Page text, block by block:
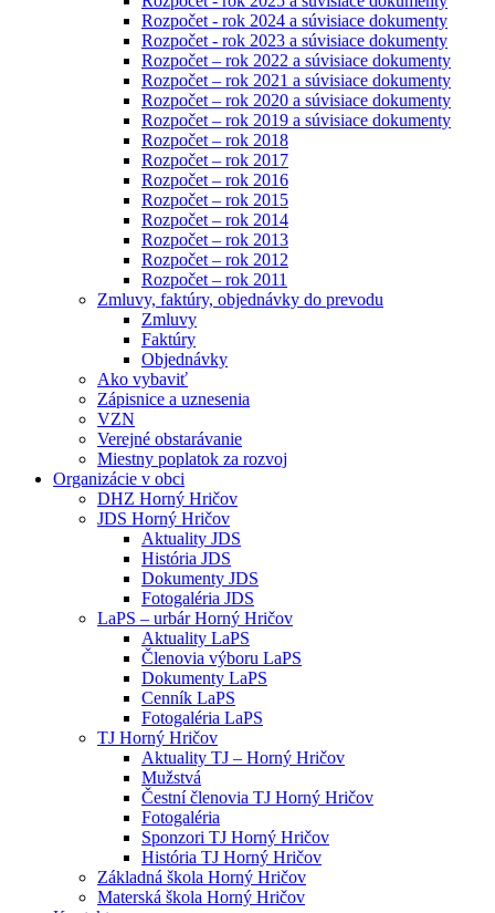
Rozpočet - rok 2024 a súvisiace dokumenty
Rozpočet - rok 2023 a súvisiace dokumenty
Rozpočet – rok 2022 a súvisiace dokumenty
Rozpočet – rok 2021 a súvisiace dokumenty
Rozpočet – rok 2020 a súvisiace dokumenty
Rozpočet – rok 2019 a súvisiace dokumenty
Rozpočet – rok 2018
Rozpočet – rok 2017
Rozpočet – rok 2016
Rozpočet – rok 2015
Rozpočet – rok 2014
Rozpočet – rok 2013
Rozpočet – rok 2012
Rozpočet – rok 2011
Zmluvy, faktúry, objednávky do prevodu
Zmluvy
Faktúry
Objednávky
Ako vybaviť
Zápisnice a uznesenia
VZN
Verejné obstarávanie
Miestny poplatok za rozvoj
Organizácie v obci
DHZ Horný Hričov
JDS Horný Hričov
Aktuality JDS
História JDS
Dokumenty JDS
Fotogaléria JDS
LaPS – urbár Horný Hričov
Aktuality LaPS
Členovia výboru LaPS
Dokumenty LaPS
Cenník LaPS
Fotogaléria LaPS
TJ Horný Hričov
Aktuality TJ – Horný Hričov
Mužstvá
Čestní členovia TJ Horný Hričov
Fotogaléria
Sponzori TJ Horný Hričov
História TJ Horný Hričov
Základná škola Horný Hričov
Materská škola Horný Hričov